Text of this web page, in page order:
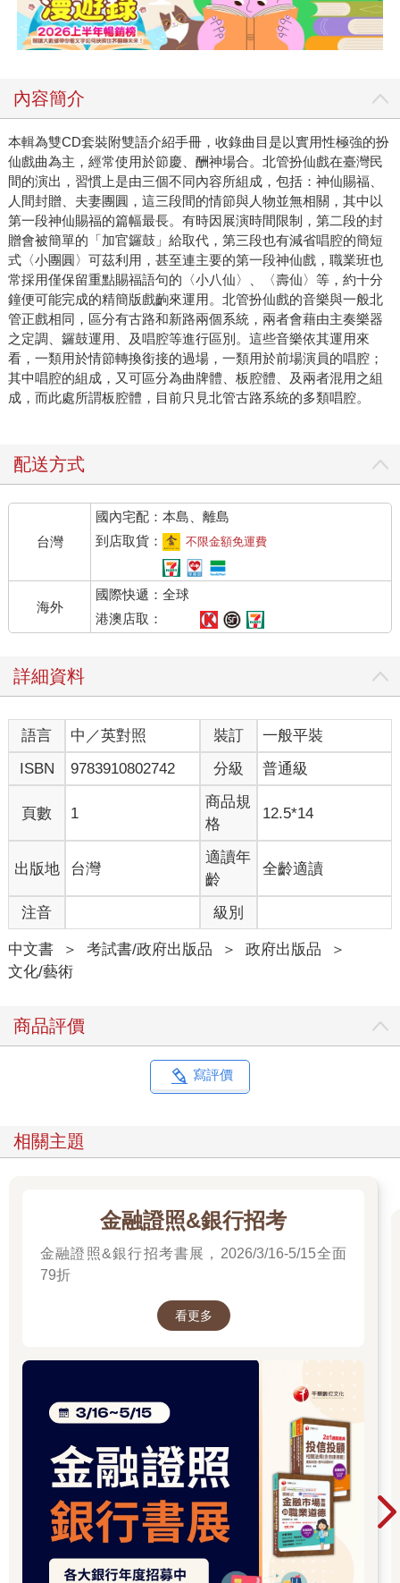
內容簡介
本輯為雙CD套裝附雙語介紹手冊，收錄曲目是以實用性極強的扮
仙戲曲為主，經常使用於節慶、酬神場合。北管扮仙戲在臺灣民
間的演出，習慣上是由三個不同內容所組成，包括：神仙賜福、
人間封贈、夫妻團圓，這三段間的情節與人物並無相關，其中以
第一段神仙賜福的篇幅最長。有時因展演時間限制，第二段的封
贈會被簡單的「加官鑼鼓」給取代，第三段也有減省唱腔的簡短
式〈小團圓〉可茲利用，甚至連主要的第一段神仙戲，職業班也
常採用僅保留重點賜福語句的〈小八仙〉、〈壽仙〉等，約十分
鐘便可能完成的精簡版戲齣來運用。北管扮仙戲的音樂與一般北
管正戲相同，區分有古路和新路兩個系統，兩者會藉由主奏樂器
之定調、鑼鼓運用、及唱腔等進行區別。這些音樂依其運用來
看，一類用於情節轉換銜接的過場，一類用於前場演員的唱腔；
其中唱腔的組成，又可區分為曲牌體、板腔體、及兩者混用之組
成，而此處所謂板腔體，目前只見北管古路系統的多類唱腔。
配送方式
台灣
國內宅配：本島、離島
到店取貨：
不限金額免運費
海外
國際快遞：全球
港澳店取：
詳細資料
語言 中／英對照 裝訂
一般平裝
ISBN
9783910802742 分級 普通級
頁數 1
商品規
格
12.5*14
出版地 台灣
適讀年
齡
全齡適讀
注音 級別
中文書 ＞ 考試書/政府出版品 ＞ 政府出版品
＞
文化/藝術
商品評價
寫評價
相關主題
金融證照&銀行招考
金融證照&銀行招考書展，2026/3/16-5/15全面
79折
看更多